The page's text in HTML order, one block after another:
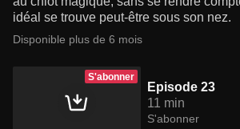
idéal se trouve peut-être sous son nez.
Disponible plus de 6 mois
S'abonner
Episode 23
11 min
S'abonner